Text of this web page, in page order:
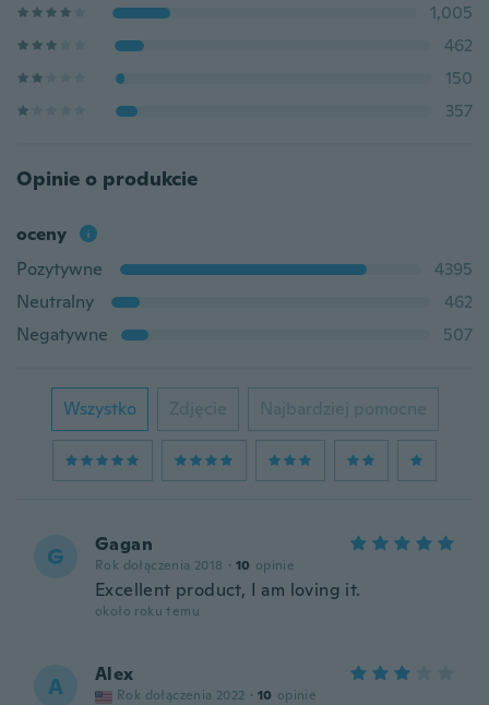
1,005
462
150
357
Opinie o produkcie
oceny
Pozytywne
4395
Neutralny
462
Negatywne
507
Wszystko Zdjęcie Najbardziej pomocne
G Gagan
Rok dołączenia 2018 · 10 opinie
Excellent product, I am loving it.
około roku temu
A Alex
Rok dołączenia 2022 · 10 opinie